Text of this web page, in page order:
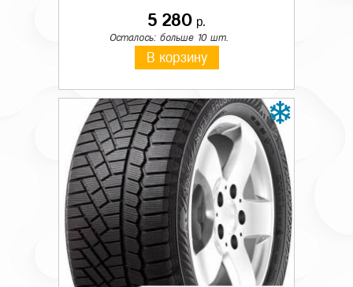
5 280 р.
Осталось: больше 10 шт.
В корзину